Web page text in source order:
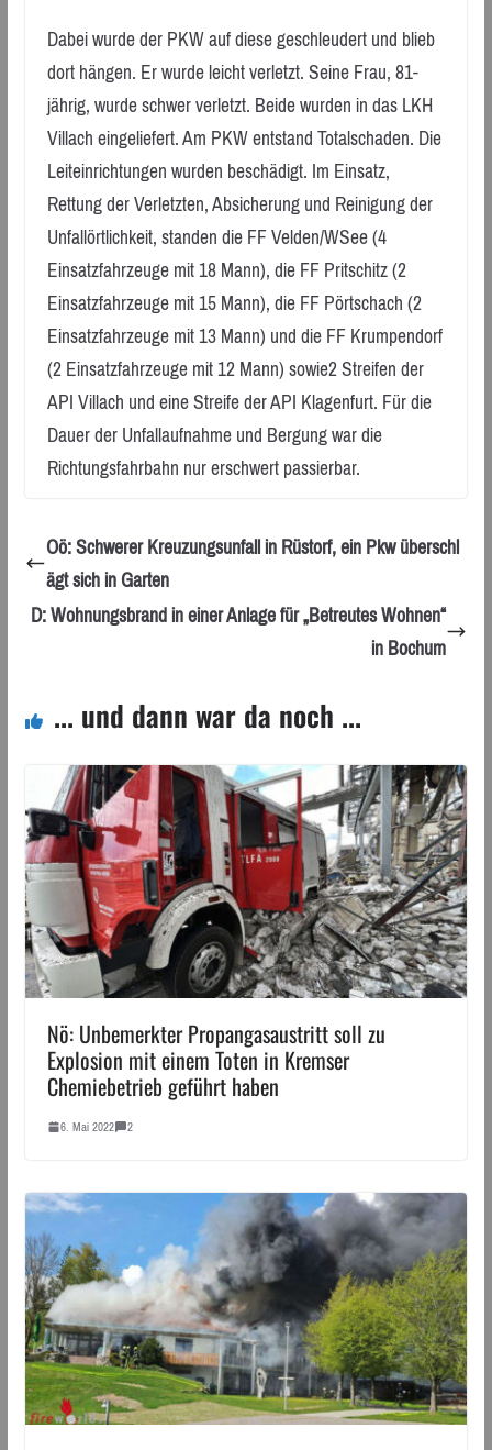
Dabei wurde der PKW auf diese geschleudert und blieb
dort hängen. Er wurde leicht verletzt. Seine Frau, 81-
jährig, wurde schwer verletzt. Beide wurden in das LKH
Villach eingeliefert. Am PKW entstand Totalschaden. Die
Leiteinrichtungen wurden beschädigt. Im Einsatz,
Rettung der Verletzten, Absicherung und Reinigung der
Unfallörtlichkeit, standen die FF Velden/WSee (4
Einsatzfahrzeuge mit 18 Mann), die FF Pritschitz (2
Einsatzfahrzeuge mit 15 Mann), die FF Pörtschach (2
Einsatzfahrzeuge mit 13 Mann) und die FF Krumpendorf
(2 Einsatzfahrzeuge mit 12 Mann) sowie2 Streifen der
API Villach und eine Streife der API Klagenfurt. Für die
Dauer der Unfallaufnahme und Bergung war die
Richtungsfahrbahn nur erschwert passierbar.
Oö: Schwerer Kreuzungsunfall in Rüstorf, ein Pkw überschl
ägt sich in Garten
D: Wohnungsbrand in einer Anlage für „Betreutes Wohnen“
in Bochum
... und dann war da noch ...
Nö: Unbemerkter Propangasaustritt soll zu
Explosion mit einem Toten in Kremser
Chemiebetrieb geführt haben
6. Mai 2022 2